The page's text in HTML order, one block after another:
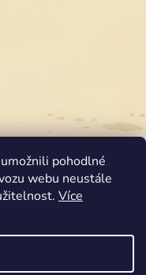
pohodlné
webu neustále
Více